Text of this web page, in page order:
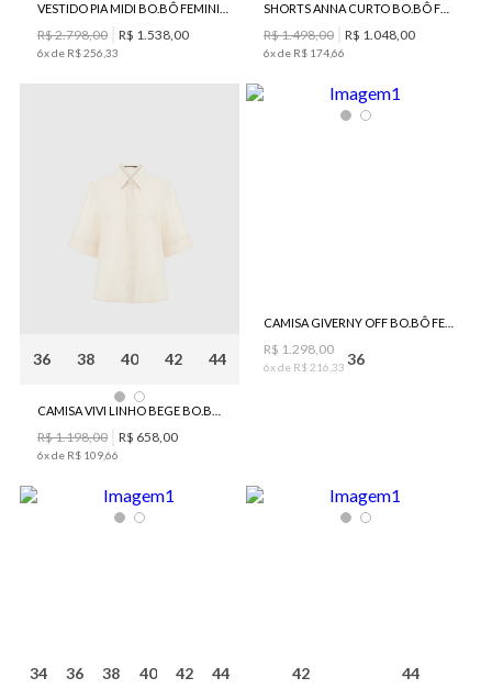
R$2.798,00 R$ 1.538,00
6x de R$256,33
R$1.498,00 R$ 1.048,00
6x de R$ 174,66
36 38 40 42 44
R$1.198,00 R$ 658,00
6x de R$ 10966
36
R$ 1.298,00
6x de R$216 33
34 36 38 40 42 44 42 44